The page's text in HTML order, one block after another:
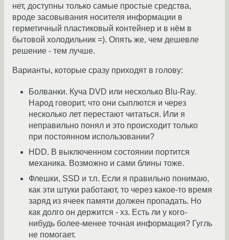
нет, доступны только самые простые средства,
вроде засовывания носителя информации в
герметичный пластиковый контейнер и в нём в
бытовой холодильник =). Опять же, чем дешевле
решение - тем лучше.
Варианты, которые сразу приходят в голову:
Болванки. Куча DVD или несколько Blu-Ray.
Народ говорит, что они сыплются и через
несколько лет перестают читаться. Или я
неправильно понял и это происходит только
при постоянном использовании?
HDD. В выключенном состоянии портится
механика. Возможно и сами блины тоже.
Флешки, SSD и т.п. Если я правильно понимаю,
как эти штуки работают, то через какое-то время
заряд из ячеек памяти должен пропадать. Но
как долго он держится - хз. Есть ли у кого-
нибудь более-менее точная информация? Гугль
не помогает.